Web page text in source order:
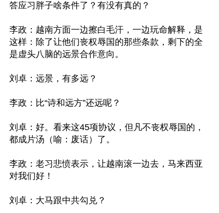
答应习胖子啥条件了？有没有真的？
李政：越南方面一边擦白毛汗，一边玩命解释，是
这样：除了让他们丧权辱国的那些条款，剩下的全
是虚头八脑的远景合作意向。
刘卓：远景，有多远？
李政：比“诗和远方”还远呢？
刘卓：好。看来这45项协议，但凡不丧权辱国的，
都成片汤（喻：废话）了。
李政：老习悲愤表示，让越南滚一边去，马来西亚
对我们好！
刘卓：大马跟中共勾兑？